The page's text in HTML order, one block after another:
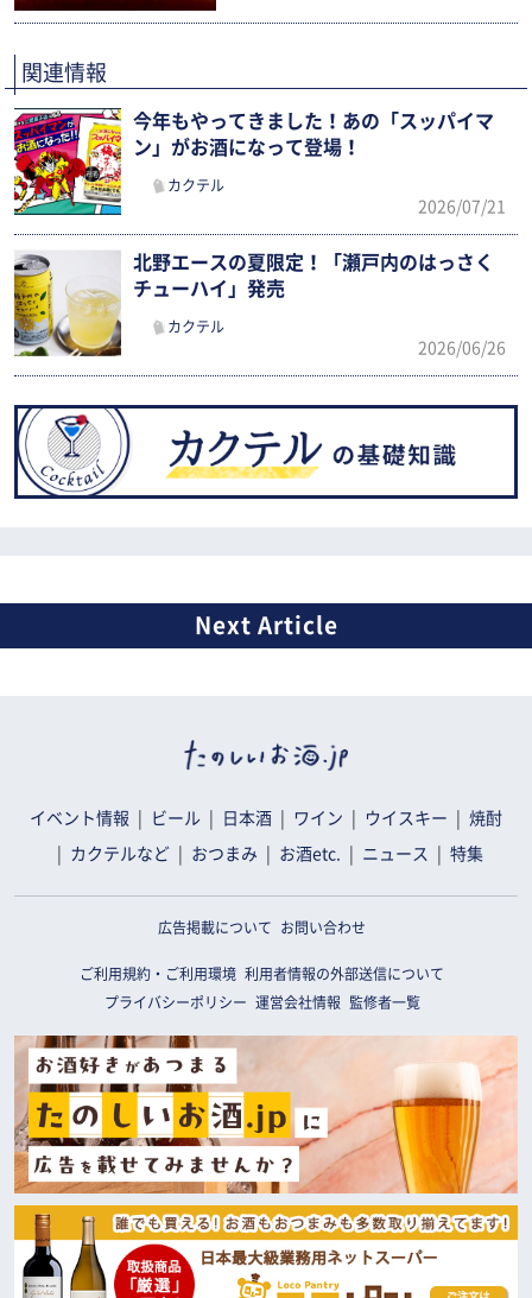
関連情報
今年もやってきました！あの「スッパイマ
ン」がお酒になって登場！
カクテル
2026/07/21
北野エースの夏限定！「瀬戸内のはっさく
チューハイ」発売
カクテル
2026/06/26
イベント情報 ビール 日本酒 ワイン ウイスキー 焼酎
カクテルなど おつまみ お酒etc. ニュース 特集
広告掲載について お問い合わせ
ご利用規約・ご利用環境 利用者情報の外部送信について
プライバシーポリシー
運営会社情報 監修者一覧